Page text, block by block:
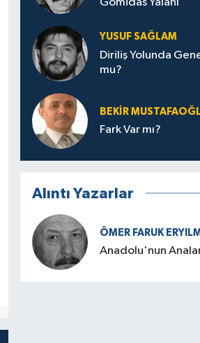
YUSUF SAĞLAM
Diriliş Yolunda
mu?
BEKIR
Fark Var mı?
Alıntı Yazarlar
ÖMER FARUK
Anadolu'nun